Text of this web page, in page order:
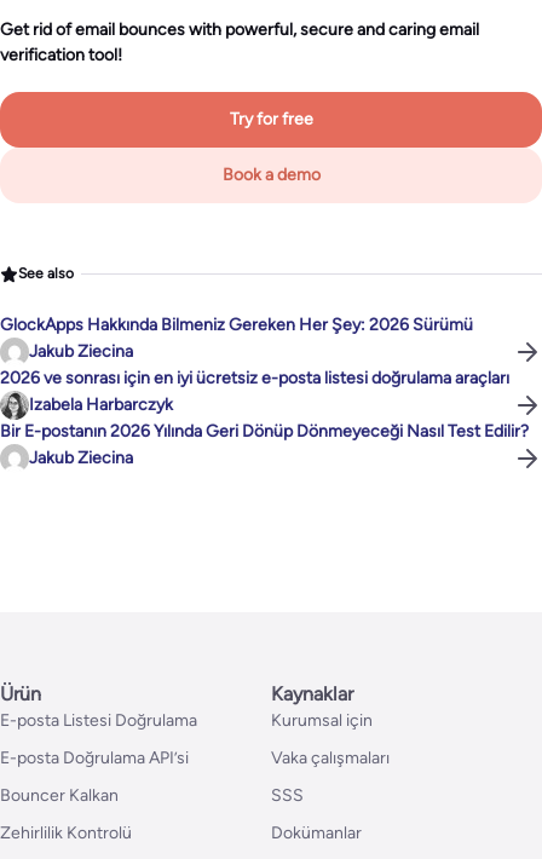
Get rid of email bounces with powerful, secure and caring email
verification tool!
Try for free
Book a demo
See also
GlockApps Hakkında Bilmeniz Gereken Her Şey: 2026 Sürümü
Jakub Ziecina
2026 ve sonrası için en iyi ücretsiz e-posta listesi doğrulama araçları
Izabela Harbarczyk
Bir E-postanın 2026 Yılında Geri Dönüp Dönmeyeceği Nasıl Test Edilir?
Jakub Ziecina
Ürün
E-posta Listesi Doğrulama
E-posta Doğrulama API’si
Bouncer Kalkan
Zehirlilik Kontrolü
Kaynaklar
Kurumsal için
Vaka çalışmaları
SSS
Dokümanlar